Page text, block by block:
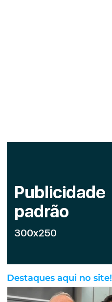
Destaques aqui no site!